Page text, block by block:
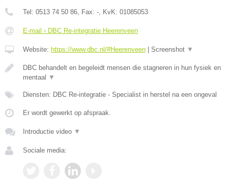
Tel: 0513 74 50 86, Fax: -, KvK: 01085053
E-mail › DBC Re-integratie Heerenveen
Website: https://www.dbc.nl/#Heerenveen Screenshot ▼
DBC behandelt en begeleidt mensen die stagneren in hun fysiek en
mentaal
▼
Diensten: DBC Re-integratie - Specialist in herstel na een ongeval
Er wordt gewerkt op afspraak.
Introductie video ▼
Sociale media: